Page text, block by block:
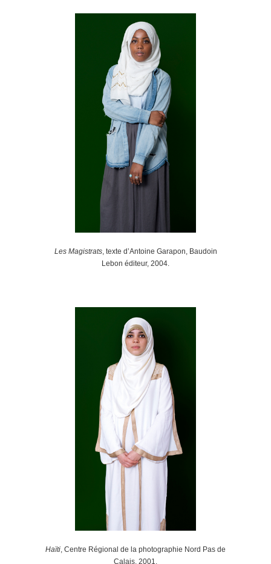
Les Magistrats, texte d’Antoine Garapon, Baudoin
Lebon éditeur, 2004.
Haïti, Centre Régional de la photographie Nord Pas de
Calais, 2001.